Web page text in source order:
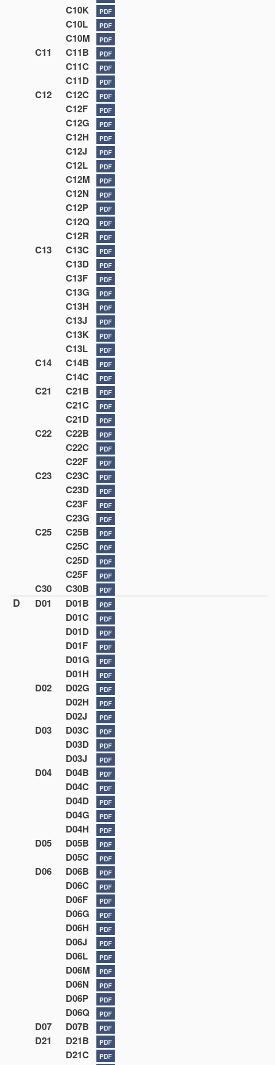
C10K PDF
C10L PDF
C10M PDF
C11 C11B PDF
C11C PDF
C11D PDF
C12 C12C PDF
C12F PDF
C12G PDF
C12H PDF
C12J PDF
C12L PDF
C12M PDF
C12N PDF
C12P PDF
C12Q PDF
C12R PDF
C13 C13C PDF
C13D PDF
C13F PDF
C13G PDF
C13H PDF
C13J PDF
C13K PDF
C13L PDF
C14 C14B PDF
C14C PDF
C21 C21B PDF
C21C PDF
C21D PDF
C22 C22B PDF
C22C PDF
C22F PDF
C23 C23C PDF
C23D PDF
C23F PDF
C23G PDF
C25 C25B PDF
C25C PDF
C25D PDF
C25F PDF
C30 C30B PDF
D D01 D01B PDF
D01C PDF
D01D PDF
D01F PDF
D01G PDF
D01H PDF
D02 D02G PDF
D02H PDF
D02J PDF
D03 D03C PDF
D03D PDF
D03J PDF
D04 D04B PDF
D04C PDF
D04D PDF
D04G PDF
D04H PDF
D05 D05B PDF
D05C PDF
D06 D06B PDF
D06C PDF
D06F PDF
D06G PDF
D06H PDF
D06J PDF
D06L PDF
D06M PDF
D06N PDF
D06P PDF
D06Q PDF
D07 D07B PDF
D21 D21B PDF
D21C PDF